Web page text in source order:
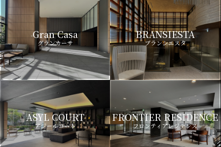
Gran Casa
グランカーサ
BRANSIESTA
ブランシエスタ
ASYL COURT
アジールコート
FRONTIER RESIDENCE
フロンティアレジデンス